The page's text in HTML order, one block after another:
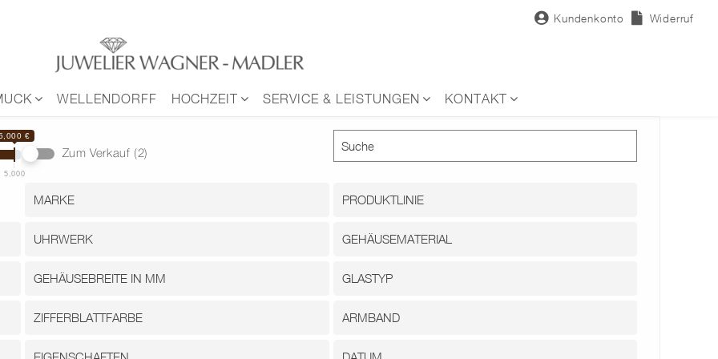
Kundenkonto Widerruf
WELLENDORFF HOCHZEIT SERVICE & LEISTUNGEN KONTAKT
€
5,000
Zum Verkauf (2)